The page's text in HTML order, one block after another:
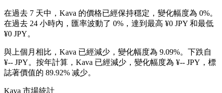
USDC永續
在過去 7 天中，Kava 的價格已經保持穩定，變化幅度為 0%。
在過去 24 小時內，匯率波動了 0%，達到最高 ¥0 JPY 和最低
¥0 JPY。
與上個月相比，Kava 已經減少，變化幅度為 9.09%。下跌自
¥-- JPY。 按年計算，Kava 已經減少，變化幅度為 ¥-- JPY，標
誌著價值的 89.92% 减少。
Kava 市場統計